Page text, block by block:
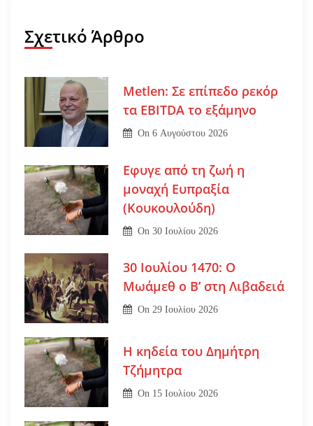
Σχετικό Άρθρο
Metlen: Σε επίπεδο ρεκόρ
τα EBITDA το εξάμηνο
On6 Αυγούστου 2026
Εφυγε από τη ζωή η
μοναχή Ευπραξία
(Κουκουλούδη)
On30 Ιουλίου 2026
30 Ιουλίου 1470: Ο
Μωάμεθ ο Β’ στη Λιβαδειά
On29 Ιουλίου 2026
Η κηδεία του Δημήτρη
Τζήμητρα
On 15 Ιουλίου 2026